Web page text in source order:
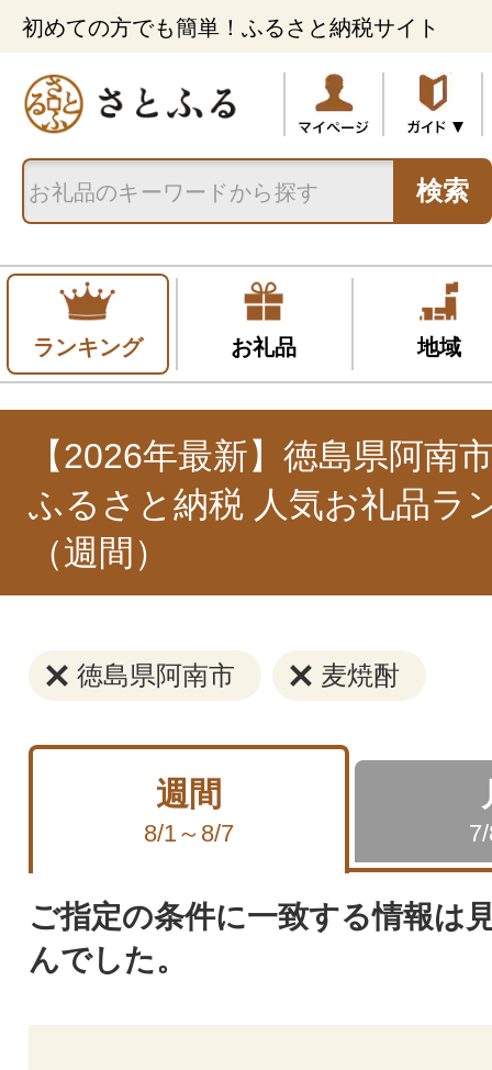
初めての方でも簡単！ふるさと納税サイト
検索
ランキング お礼品 地域
【2026年最新】徳島県阿南
ふるさと納税 人気お礼品ラ
（週間）
徳島県阿南市 麦焼酎
週間
8/1～8/7
ご指定の条件に一致する情報は
んでした。